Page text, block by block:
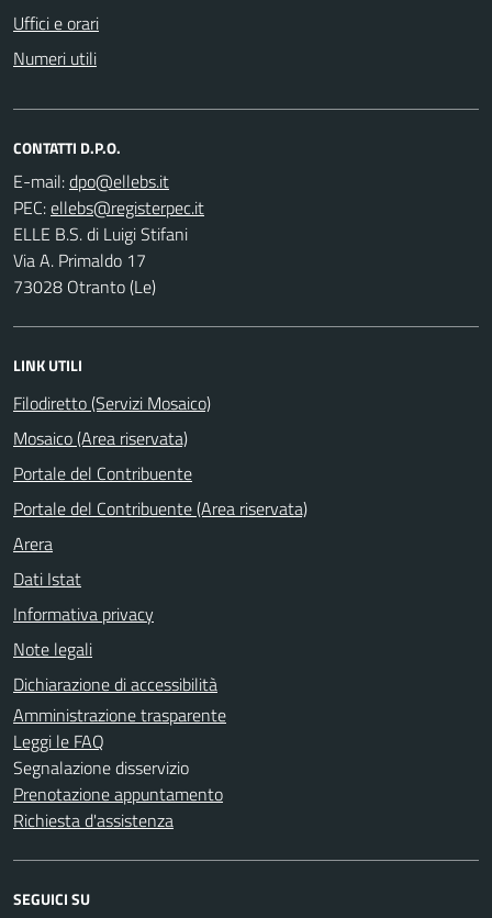
Uffici e orari
Numeri utili
CONTATTI D.P.O.
E-mail:
PEC:
ELLE B.S. di Luigi Stifani
Via A. Primaldo 17
73028 Otranto (Le)
LINK UTILI
Filodiretto (Servizi Mosaico)
Mosaico (Area riservata)
Portale del Contribuente
Portale del Contribuente (Area riservata)
Arera
Dati Istat
Informativa privacy
Note legali
Dichiarazione di accessibilità
Amministrazione trasparente
Leggi le FAQ
Segnalazione disservizio
Prenotazione appuntamento
Richiesta d'assistenza
SEGUICI SU